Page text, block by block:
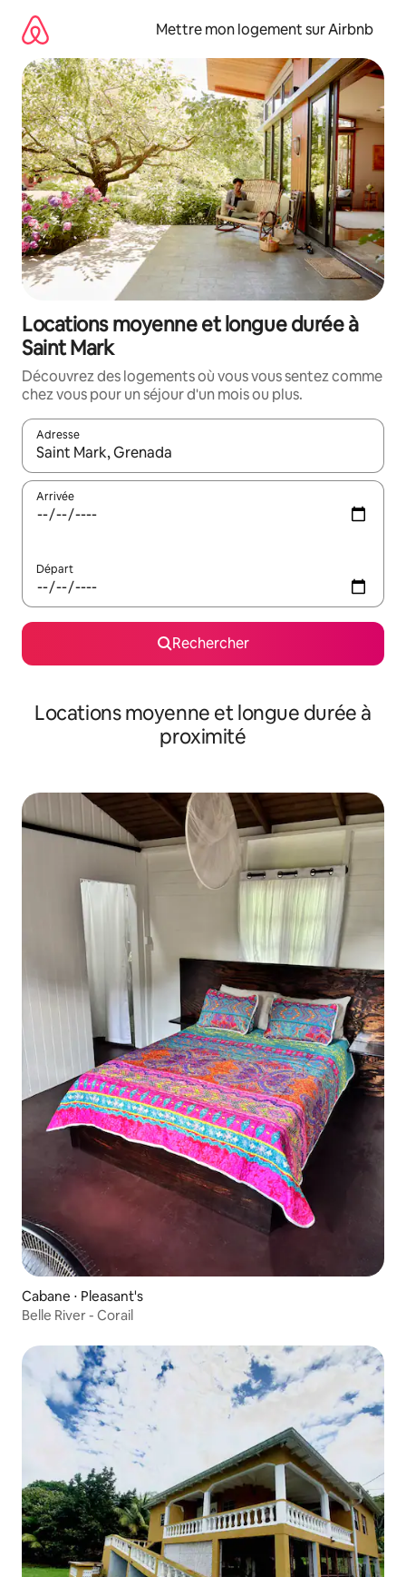
directement
contenu
Mettre mon logement sur Airbnb
Locations moyenne et longue durée à
Saint Mark
Découvrez des logements où vous vous sentez comme
chez vous pour un séjour d'un mois ou plus.
Adresse
Lorsque les résultats s'affichent, utilisez les flèches vers le
Arrivée
Départ
Rechercher
Locations moyenne et longue durée à
proximité
Cabane ⋅ Pleasant's
Belle River - Corail